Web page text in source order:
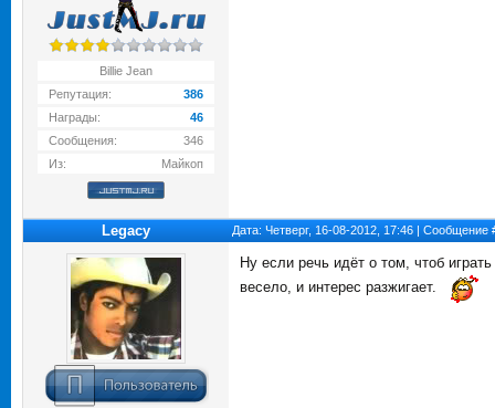
Billie Jean
Репутация:
386
Награды:
46
Сообщения:
346
Из:
Майкоп
Legacy Дата: Четверг, 16-08-2012, 17:46 | Сообщение
Ну если речь идёт о том, чтоб
весело, и интерес разжигает.